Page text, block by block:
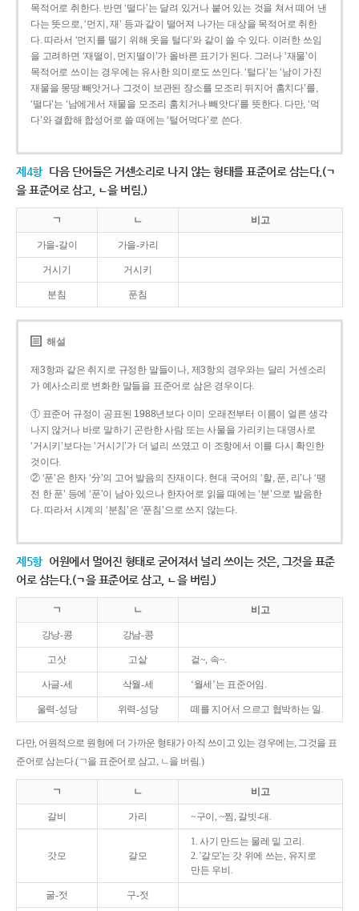
목적어로 취한다. 반면 ‘떨다’는 달려 있거나 붙어 있는 것을 쳐서 떼어 낸
다는 뜻으로, ‘먼지, 재’ 등과 같이 떨어져 나가는 대상을 목적어로 취한
다. 따라서 ‘먼지를 떨기 위해 옷을 털다’와 같이 쓸 수 있다. 이러한 쓰임
을 고려하면 ‘재떨이, 먼지떨이’가 올바른 표기가 된다. 그러나 ‘재물’이
목적어로 쓰이는 경우에는 유사한 의미로도 쓰인다. ‘털다’는 ‘남이 가진
재물을 몽땅 빼앗거나 그것이 보관된 장소를 모조리 뒤지어 훔치다’를,
‘떨다’는 ‘남에게서 재물을 모조리 훔치거나 빼앗다’를 뜻한다. 다만, ‘먹
다’와 결합해 합성어로 쓸 때에는 ‘털어먹다’로 쓴다.
제4항 다음 단어들은 거센소리로 나지 않는 형태를 표준어로 삼는다.(ㄱ
을 표준어로 삼고, ㄴ을 버림.)
ㄱ ㄴ 비고
가을-갈이 가을-카리
거시기 거시키
분침 푼침
해설
제3항과 같은 취지로 규정한 말들이나, 제3항의 경우와는 달리 거센소리
가 예사소리로 변화한 말들을 표준어로 삼은 경우이다.
① 표준어 규정이 공표된 1988년보다 이미 오래전부터 이름이 얼른 생각
나지 않거나 바로 말하기 곤란한 사람 또는 사물을 가리키는 대명사로
‘거시키’보다는 ‘거시기’가 더 널리 쓰였고 이 조항에서 이를 다시 확인한
것이다.
② ‘푼’은 한자 ‘分’의 고어 발음의 잔재이다. 현대 국어의 ‘할, 푼, 리’나 ‘땡
전 한 푼’ 등에 ‘푼’이 남아 있으나 한자어로 읽을 때에는 ‘분’으로 발음한
다. 따라서 시계의 ‘분침’은 ‘푼침’으로 쓰지 않는다.
제5항 어원에서 멀어진 형태로 굳어져서 널리 쓰이는 것은, 그것을 표준
어로 삼는다.(ㄱ을 표준어로 삼고, ㄴ을 버림.)
ㄱ ㄴ 비고
강낭-콩 강남-콩
고삿 고샅 겉~, 속~.
사글-세 삭월-세 ‘월세’는 표준어임.
울력-성당 위력-성당 떼를 지어서 으르고 협박하는 일.
다만, 어원적으로 원형에 더 가까운 형태가 아직 쓰이고 있는 경우에는, 그것을 표
준어로 삼는다.(ㄱ을 표준어로 삼고, ㄴ을 버림.)
ㄱ ㄴ 비고
갈비 가리 ~구이, ~찜, 갈빗-대.
갓모 갈모
1. 사기 만드는 물레 밑 고리.
2. '갈모'는 갓 위에 쓰는, 유지로
만든 우비.
굴-젓 구-젓